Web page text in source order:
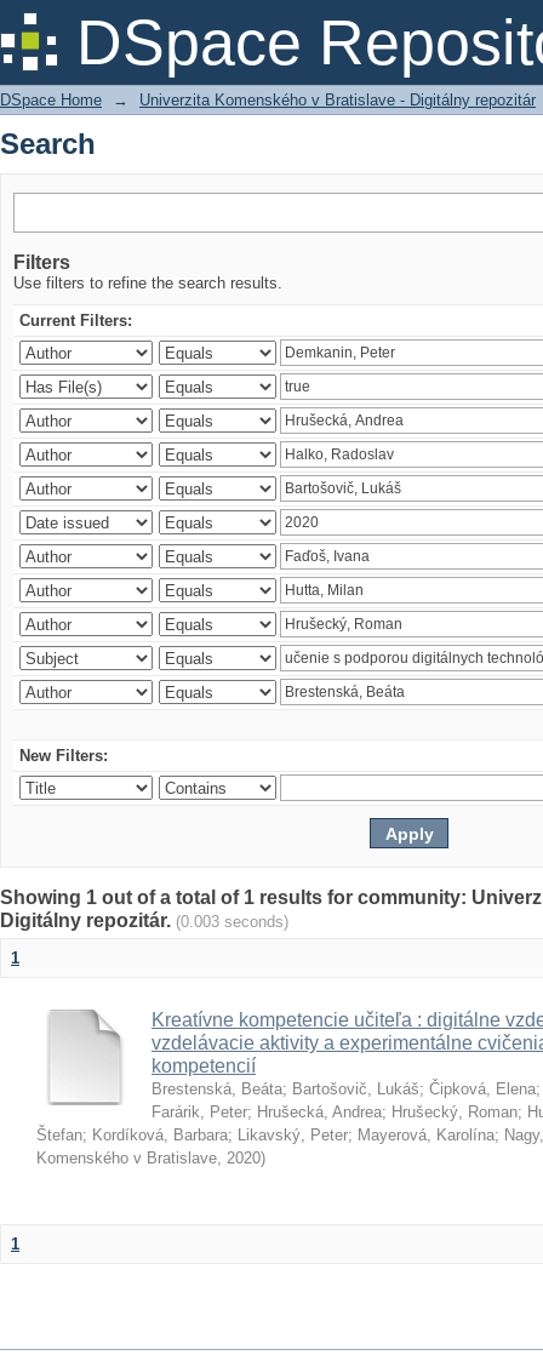
DSpace
Search
DSpace Home → Univerzita Komenského v Bratislave - Digitálny repozitár
Search
Filters
Use filters to refine the search results.
Current Filters:
New Filters:
Showing 1 out of a total of 1 results for community:
Digitálny repozitár. (0.003 seconds)
1
Kreatívne kompetencie učiteľa : digitálne
vzdelávacie aktivity a experimentálne
kompetencií
Brestenská, Beáta; Bartošovič, Lukáš; Čipková, Elena
Farárik, Peter; Hrušecká, Andrea; Hrušecký, Roman;
Štefan; Kordíková, Barbara; Likavský, Peter; Mayerová, Karolína;
Komenského v Bratislave, 2020)
1